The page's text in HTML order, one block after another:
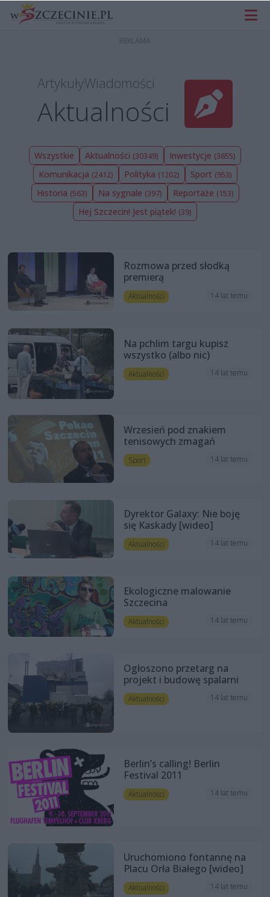
ArtykułyWiadomości
Aktualności
Wszystkie Aktualności (30349) Inwestycje (3655)
Komunikacja (2412) Polityka (1202) Sport (953)
Historia (563) Na sygnale (397) Reportaże (153)
Hej Szczecin! Jest piątek! (39)
Rozmowa przed słodką
premierą
Aktualności 14 lat temu
Na pchlim targu kupisz
wszystko (albo nic)
Aktualności 14 lat temu
Wrzesień pod znakiem
tenisowych zmagań
Sport 14 lat temu
Dyrektor Galaxy: Nie boję
się Kaskady [wideo]
Aktualności 14 lat temu
Ekologiczne malowanie
Szczecina
Aktualności 14 lat temu
Ogłoszono przetarg na
projekt i budowę spalarni
Aktualności 14 lat temu
Berlin’s calling! Berlin
Festival 2011
Aktualności 14 lat temu
Uruchomiono fontannę na
Placu Orła Białego [wideo]
Aktualności 14 lat temu